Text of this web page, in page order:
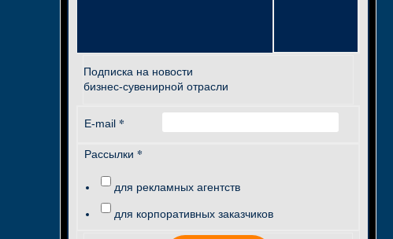
Подписка на новости
бизнес-сувенирной отрасли
E-mail *
Рассылки *
для рекламных агентств
для корпоративных заказчиков